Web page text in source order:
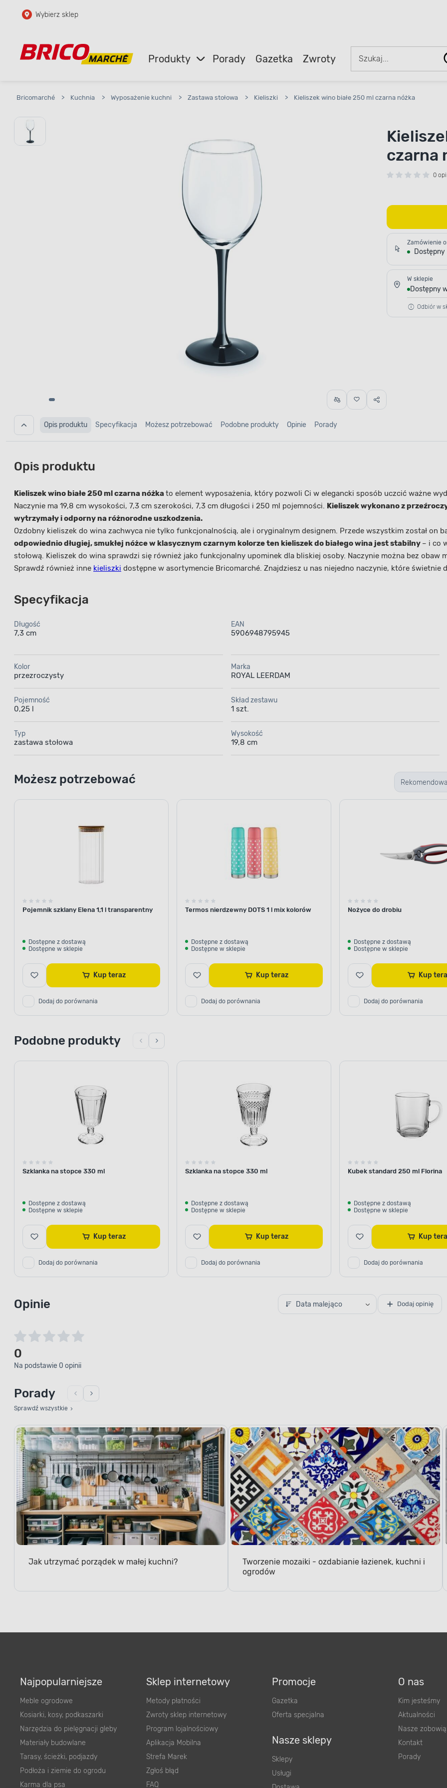
Przejdź do głównej zawartości
Przejdź do wyszukiwarki
Wybierz sklep
Produkty Porady Gazetka Zwroty
Bricomarché > Kuchnia > Wyposażenie kuchni > Zastawa stołowa > Kieliszki > Kieliszek wino białe 250 ml czarna nóżka
czarna
0
Zamówienie
Dostępny
W sklepie
Dostępny
Odbiór w
Opis produktu Specyfikacja Możesz potrzebować Podobne produkty Opinie Porady
Opis produktu
Kieliszek wino białe 250 ml czarna nóżka to element wyposażenia, który pozwoli Ci w elegancki sposób uczcić ważne
Naczynie ma 19,8 cm wysokości, 7,3 cm szerokości, 7,3 cm długości i 250 ml pojemności. Kieliszek wykonano z
wytrzymały i odporny na różnorodne uszkodzenia.
Ozdobny kieliszek do wina zachwyca nie tylko funkcjonalnością, ale i oryginalnym designem. Przede wszystkim został on
odpowiednio długiej, smukłej nóżce w klasycznym czarnym kolorze ten kieliszek do białego wina jest stabilny – i co
stołową. Kieliszek do wina sprawdzi się również jako funkcjonalny upominek dla bliskiej osoby. Naczynie można bez obaw
Sprawdź również inne kieliszki dostępne w asortymencie Bricomarché. Znajdziesz u nas niejedno naczynie, które świetnie
Specyfikacja
Długość
7,3 cm
EAN
5906948795945
Kolor
przezroczysty
Marka
ROYAL LEERDAM
Pojemność
0,25 l
Skład zestawu
1 szt.
Typ
zastawa stołowa
Wysokość
19,8 cm
Możesz potrzebować
Pojemnik szklany Elena 1,1 l transparentny
Dostępne z dostawą
Dostępne w sklepie
Kup teraz
Dodaj do porównania
Termos nierdzewny DOTS 1 l mix kolorów
Dostępne z dostawą
Dostępne w sklepie
Kup teraz
Dodaj do porównania
Nożyce do drobiu
Dostępne z dostawą
Dostępne w sklepie
Kup
Dodaj do porównania
Podobne produkty
Szklanka na stopce 330 ml
Dostępne z dostawą
Dostępne w sklepie
Kup teraz
Dodaj do porównania
Szklanka na stopce 330 ml
Dostępne z dostawą
Dostępne w sklepie
Kup teraz
Dodaj do porównania
Kubek standard 250 ml Florina
Dostępne z dostawą
Dostępne w sklepie
Kup
Dodaj do porównania
Opinie Data malejąco Dodaj opinię
0
Na podstawie 0 opinii
Porady
Sprawdź wszystkie
Jak utrzymać porządek w małej kuchni?
Tworzenie mozaiki - ozdabianie łazienek, kuchni i
ogrodów
Najpopularniejsze
Meble ogrodowe
Kosiarki, kosy, podkaszarki
Narzędzia do pielęgnacji gleby
Materiały budowlane
Tarasy, ścieżki, podjazdy
Podłoża i ziemie do ogrodu
Karma dla psa
Sklep internetowy
Metody płatności
Zwroty sklep internetowy
Program lojalnościowy
Aplikacja Mobilna
Strefa Marek
Zgłoś błąd
FAQ
Promocje
Gazetka
Oferta specjalna
Nasze sklepy
Sklepy
Usługi
O nas
Kim jesteśmy
Aktualności
Nasze
Kontakt
Porady